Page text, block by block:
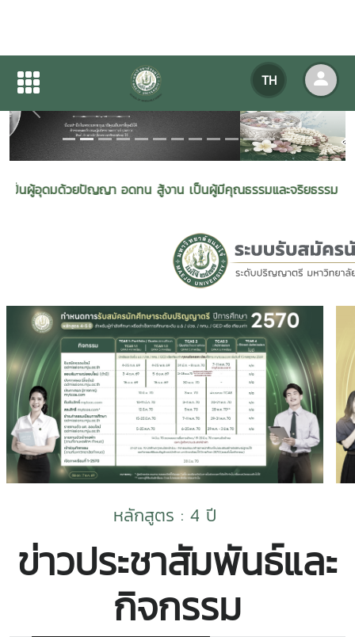
TH
Previous
Next
อดทน สู้งาน เป็นผู้มีคุณธรรมและจริยธรรม เพื่อพัฒนาพลังงานแ
หลักสูตร : 4 ปี
ข่าวประชาสัมพันธ์และ
กิจกรรม